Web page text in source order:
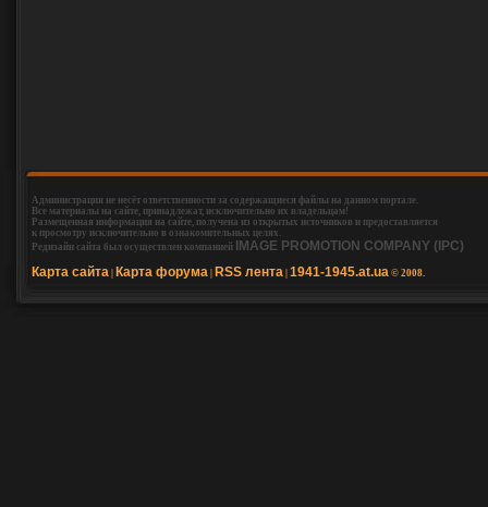
Администрация не несёт ответственности за содержащиеся файлы на данном портале.
Все материалы на сайте, принадлежат, исключительно их владельцам!
Размещенная информация на сайте, получена из открытых источников и предоставляется
к просмотру исключительно в ознакомительных целях.
Редизайн сайта был осуществлен компанией
IMAGE PROMOTION COMPANY (IPC)
Карта сайта Карта форума RSS лента 1941-1945.at.ua © 2008.